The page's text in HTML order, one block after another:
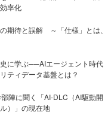
率化
期待と誤解 ～「仕様」とは、
に学ぶ──AIエージェント時代
ティデータ基盤とは？
陣に聞く「AI-DLC（AI駆動開
）」の現在地